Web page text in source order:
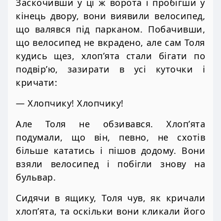
кінець двору, вони виявили велосипед,
що валявся під парканом. Побачивши,
що велосипед не вкрадено, але сам Толя
кудись щез, хлоп’ята стали бігати по
подвір’ю, зазирати в усі куточки і
кричати:
— Хлопчику! Хлопчику!
Але Толя не обзивався. Хлоп’ята
подумали, що він, певно, не схотів
більше кататись і пішов додому. Вони
взяли велосипед і побігли знову на
бульвар.
Сидячи в ящику, Толя чув, як кричали
хлоп’ята, та оскільки вони кликали його